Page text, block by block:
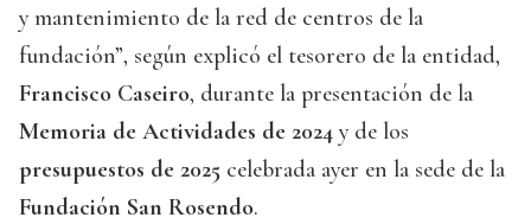
y mantenimiento de la red de centros de la
fundación”, según explicó el tesorero de la entidad,
Francisco Caseiro, durante la presentación de la
Memoria de Actividades de 2024 y de los
presupuestos de 2025 celebrada ayer en la sede de la
Fundación San Rosendo.